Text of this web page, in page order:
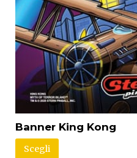
Banner King Kong
Scegli